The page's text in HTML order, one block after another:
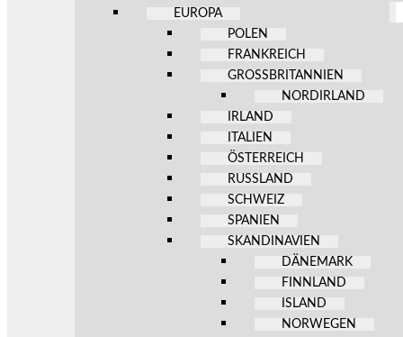
EUROPA
POLEN
FRANKREICH
GROSSBRITANNIEN
NORDIRLAND
IRLAND
ITALIEN
ÖSTERREICH
RUSSLAND
SCHWEIZ
SPANIEN
SKANDINAVIEN
DÄNEMARK
FINNLAND
ISLAND
NORWEGEN